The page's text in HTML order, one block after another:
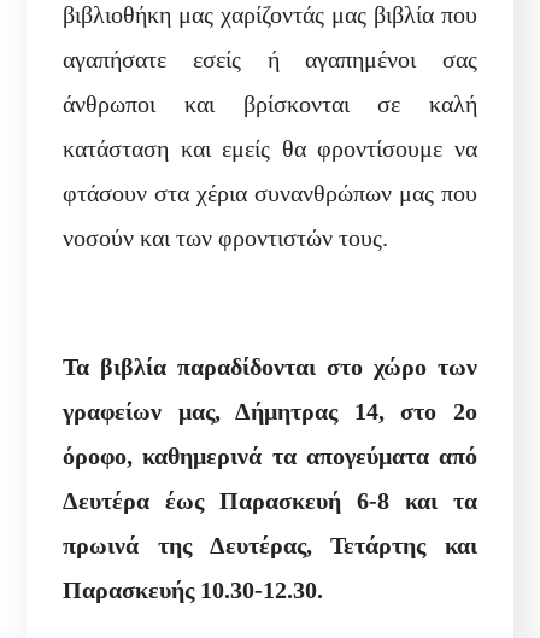
βιβλιοθήκη μας χαρίζοντάς μας βιβλία που
αγαπήσατε εσείς ή αγαπημένοι σας
άνθρωποι και βρίσκονται σε καλή
κατάσταση και εμείς θα φροντίσουμε να
φτάσουν στα χέρια συνανθρώπων μας που
νοσούν και των φροντιστών τους.
Τα βιβλία παραδίδονται στο χώρο των
γραφείων μας, Δήμητρας 14, στο 2ο
όροφο, καθημερινά τα απογεύματα από
Δευτέρα έως Παρασκευή 6-8 και τα
πρωινά της Δευτέρας, Τετάρτης και
Παρασκευής 10.30-12.30.